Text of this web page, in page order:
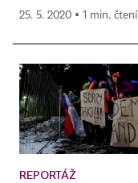
25. 5. 2020 ▪ 1 min. čtení
REPORTÁŽ